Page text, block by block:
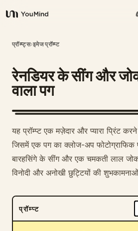
YouMind
अवलोकन
उपयोग के मामले
कौशल
प्रॉम्प्ट
मूल्य निर्धारण
डाउनलोड
प्रॉम्प्ट्स›इमेज प्रॉम्प्ट
रेनडियर के सींग और
वाला पग
यह प्रॉम्प्ट एक मज़ेदार और प्यारा प्रिंट करने
जिसमें एक पग का क्लोज-अप फोटोग्राफिक
बारहसिंगे के सींग और एक चमकती लाल
विनोदी और अनोखी छुट्टियों की
प्रॉम्प्ट